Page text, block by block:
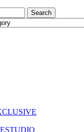
Search